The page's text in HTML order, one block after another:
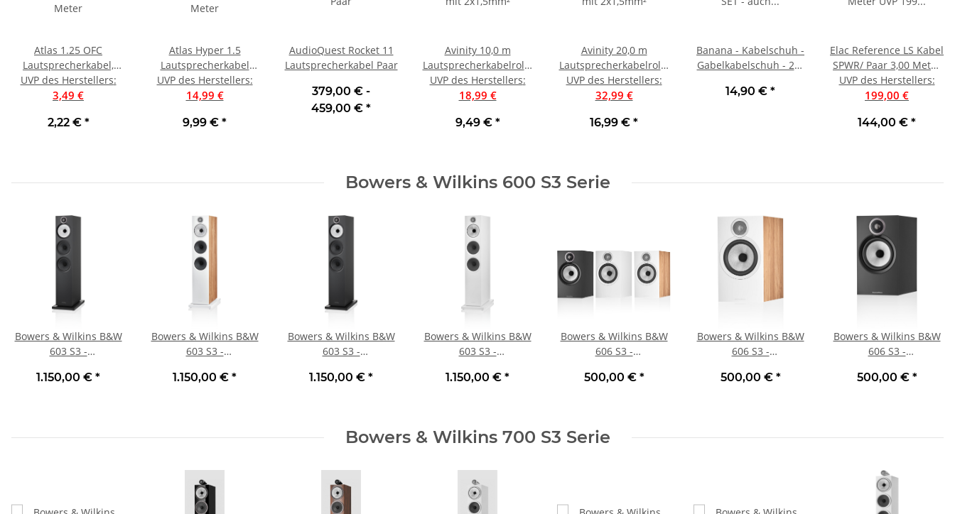
Atlas 1.25 OFC
Lautsprecherkabel,
Schwarz | Preis pro
Meter
UVP des Herstellers:
3,49 €
2,22 € *
Atlas Hyper 1.5
Lautsprecherkabel
PTFE/OFC, Preis pro
Meter
UVP des Herstellers:
14,99 €
9,99 € *
AudioQuest Rocket 11
Lautsprecherkabel Paar
379,00 € -
459,00 € *
Avinity 10,0 m
Lautsprecherkabelrolle
mit 2x1,5mm²
UVP des Herstellers:
18,99 €
9,49 € *
Avinity 20,0 m
Lautsprecherkabelrolle
mit 2x1,5mm²
UVP des Herstellers:
32,99 €
16,99 € *
Banana - Kabelschuh -
Gabelkabelschuh - 2er
Belkin Pure AV
14,90 € *
Elac Reference LS Kabel
SPWR/ Paar 3,00 Meter
UVP 199 € | Neu
UVP des Herstellers:
199,00 €
144,00 € *
Bowers & Wilkins 600 S3 Serie
Bowers & Wilkins B&W
603 S3 -
Stück | Neu
1.150,00 € *
Bowers & Wilkins B&W
603 S3 -
Stück | Neu Eiche
1.150,00 € *
Bowers & Wilkins B&W
603 S3 -
Stück | Neu Schwarz
1.150,00 € *
Bowers & Wilkins B&W
603 S3 -
Stück | Neu Weiß
1.150,00 € *
Bowers & Wilkins B&W
606 S3 -
Stück | Neu
500,00 € *
Bowers & Wilkins B&W
606 S3 -
Stück | Neu Eiche
500,00 € *
Bowers & Wilkins B&W
606 S3 -
Stück | Neu Schwarz
500,00 € *
Bowers & Wilkins 700 S3 Serie